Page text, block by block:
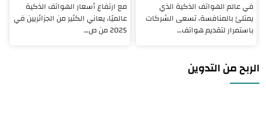
في عالم الهواتف الذكية الذي
يمتلئ بالمنافسة، تسعى الشركات
باستمرار لتقديم هواتف…
مع ارتفاع أسعار الهواتف الذكية
عالميًا، يعاني الكثير من الجزائريين في
2025 من ص…
الربح من التدوين